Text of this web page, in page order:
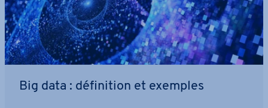
Big data : dé­fi­ni­tion et exemples